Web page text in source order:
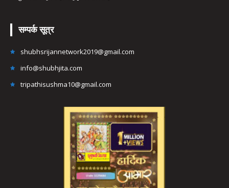
सम्पर्क सूत्र
shubhsrijannetwork2019@gmail.com
info@shubhjita.com
tripathisushma10@gmail.com